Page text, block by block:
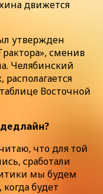
движется
утвержден
сменив
Челябинский
располагается
Восточной
что для той
сработали
мы будем
будет